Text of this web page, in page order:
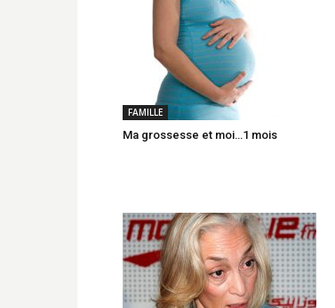
FAMILLE
Ma grossesse et moi…1 mois